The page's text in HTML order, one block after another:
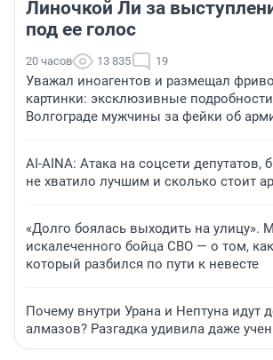
Линочкой Ли за
под ее голос
20 часов 13 835 19
Уважал иноагентов и размещал
картинки: эксклюзивные
Волгограде мужчины за фейки об
AI-AINA: Атака на соцсети депутатов,
не хватило лучшим и сколько стоит
«Долго боялась выходить на улицу».
искалеченного бойца СВО — о том,
который разбился по пути к невесте
Почему внутри Урана и Нептуна идут
алмазов? Разгадка удивила даже